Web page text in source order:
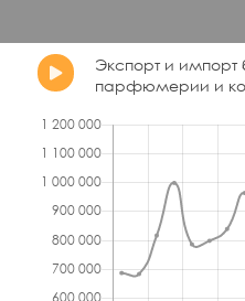
Экспорт и импорт
парфюмерии и